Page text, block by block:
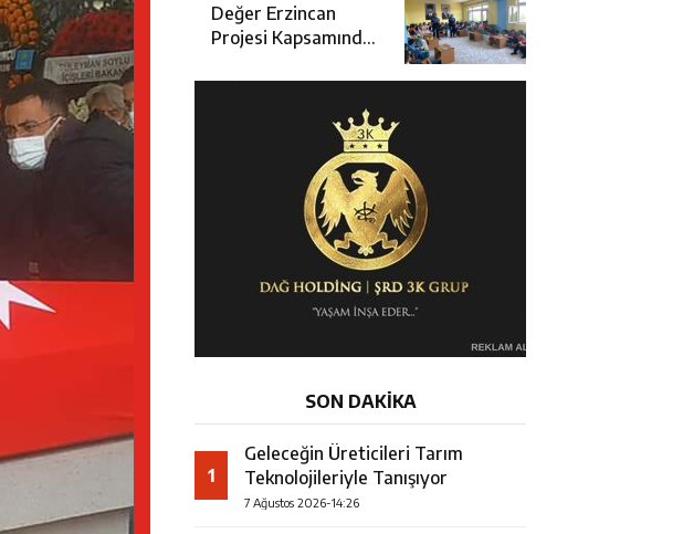
Toplantısı
Değer Erzincan
Projesi Kapsamında
Eğitimi
SON DAKİKA
1
Geleceğin Üreticileri Tarım
Teknolojileriyle Tanışıyor
7 Ağustos 2026-14:26